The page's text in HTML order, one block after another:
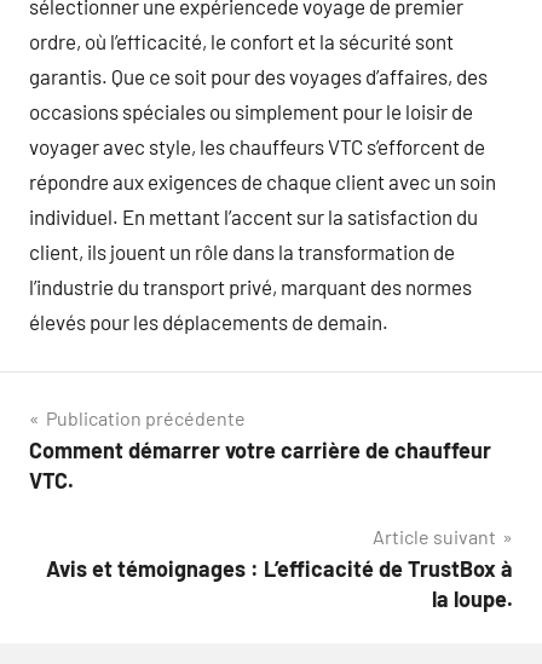
sélectionner une expériencede voyage de premier
ordre, où l’efficacité, le confort et la sécurité sont
garantis. Que ce soit pour des voyages d’affaires, des
occasions spéciales ou simplement pour le loisir de
voyager avec style, les chauffeurs VTC s’efforcent de
répondre aux exigences de chaque client avec un soin
individuel. En mettant l’accent sur la satisfaction du
client, ils jouent un rôle dans la transformation de
l’industrie du transport privé, marquant des normes
élevés pour les déplacements de demain.
Navigation
de
Publication précédente
Comment démarrer votre carrière de chauffeur
VTC.
Article suivant
Avis et témoignages : L’efficacité de TrustBox à
la loupe.